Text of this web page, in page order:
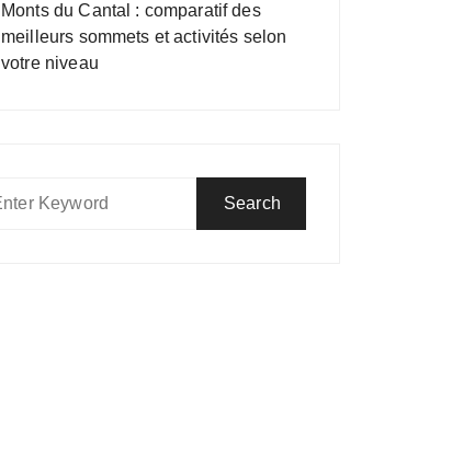
Monts du Cantal : comparatif des
meilleurs sommets et activités selon
votre niveau